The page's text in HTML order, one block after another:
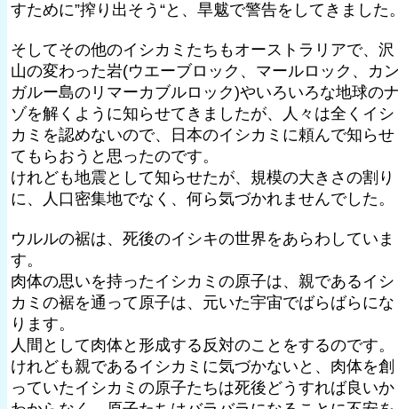
すために”搾り出そう“と、旱魃で警告をしてきました
そしてその他のイシカミたちもオーストラリアで、沢
山の変わった岩(ウエーブロック、マールロック、カ
ガルー島のリマーカブルロック)やいろいろな地球の
ゾを解くように知らせてきましたが、人々は全くイシ
カミを認めないので、日本のイシカミに頼んで知らせ
てもらおうと思ったのです。
けれども地震として知らせたが、規模の大きさの割り
に、人口密集地でなく、何ら気づかれませんでした。
ウルルの裾は、死後のイシキの世界をあらわしていま
す。
肉体の思いを持ったイシカミの原子は、親であるイシ
カミの裾を通って原子は、元いた宇宙でばらばらにな
ります。
人間として肉体と形成する反対のことをするのです。
けれども親であるイシカミに気づかないと、肉体を創
っていたイシカミの原子たちは死後どうすれば良いか